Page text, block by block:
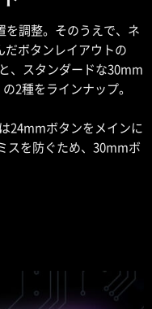
を調整。そのうえで、ネ
だボタンレイアウトの
、スタンダードな30mm
2種をラインナップ。
24mmボタンをメインに
スを防ぐため、30mmボ